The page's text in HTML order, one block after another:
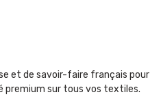
et de savoir-faire français pour
premium sur tous vos textiles.